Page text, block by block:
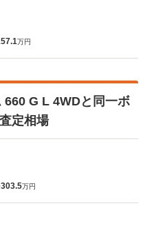
万円
G L 4WDと同一ボ
定相場
303.5万円